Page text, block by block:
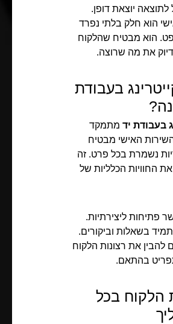
לתוצאה יוצאת דופן.
הוא חלק בלתי נפרד
הוא מבטיח שהלקוח
את מה שרוצה.
בעבודת
בעבודת יד מתמקד
האישי מבטיח
נשמרת בכל פרט. זה
החוויות הכלליות של
פתיחות ליצירתיות.
בשאלות וביקורים.
להבין את רצונות הלקוח
בהתאם.
הלקוח בכל